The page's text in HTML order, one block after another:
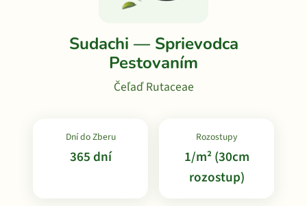
Sudachi — Sprievodca
Pestovaním
Čeľaď Rutaceae
Dní do Zberu
365 dní
Rozostupy
1/m² (30cm
rozostup)